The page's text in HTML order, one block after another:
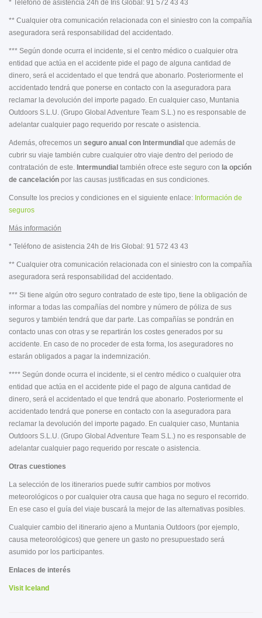
* Teléfono de asistencia 24h de Iris Global: 91 572 43 43
** Cualquier otra comunicación relacionada con el siniestro con la compañía
aseguradora será responsabilidad del accidentado.
*** Según donde ocurra el incidente, si el centro médico o cualquier otra
entidad que actúa en el accidente pide el pago de alguna cantidad de
dinero, será el accidentado el que tendrá que abonarlo. Posteriormente el
accidentado tendrá que ponerse en contacto con la aseguradora para
reclamar la devolución del importe pagado. En cualquier caso, Muntania
Outdoors S.L.U. (Grupo Global Adventure Team S.L.) no es responsable de
adelantar cualquier pago requerido por rescate o asistencia.
Además, ofrecemos un seguro anual con Intermundial que además de
cubrir su viaje también cubre cualquier otro viaje dentro del periodo de
contratación de este. Intermundial también ofrece este seguro con la opción
de cancelación por las causas justificadas en sus condiciones.
Consulte los precios y condiciones en el siguiente enlace: Información de
seguros
Más información
* Teléfono de asistencia 24h de Iris Global: 91 572 43 43
** Cualquier otra comunicación relacionada con el siniestro con la compañía
aseguradora será responsabilidad del accidentado.
*** Si tiene algún otro seguro contratado de este tipo, tiene la obligación de
informar a todas las compañías del nombre y número de póliza de sus
seguros y también tendrá que dar parte. Las compañías se pondrán en
contacto unas con otras y se repartirán los costes generados por su
accidente. En caso de no proceder de esta forma, los aseguradores no
estarán obligados a pagar la indemnización.
**** Según donde ocurra el incidente, si el centro médico o cualquier otra
entidad que actúa en el accidente pide el pago de alguna cantidad de
dinero, será el accidentado el que tendrá que abonarlo. Posteriormente el
accidentado tendrá que ponerse en contacto con la aseguradora para
reclamar la devolución del importe pagado. En cualquier caso, Muntania
Outdoors S.L.U. (Grupo Global Adventure Team S.L.) no es responsable de
adelantar cualquier pago requerido por rescate o asistencia.
Otras cuestiones
La selección de los itinerarios puede sufrir cambios por motivos
meteorológicos o por cualquier otra causa que haga no seguro el recorrido.
En ese caso el guía del viaje buscará la mejor de las alternativas posibles.
Cualquier cambio del itinerario ajeno a Muntania Outdoors (por ejemplo,
causa meteorológicos) que genere un gasto no presupuestado será
asumido por los participantes.
Enlaces de interés
Visit Iceland